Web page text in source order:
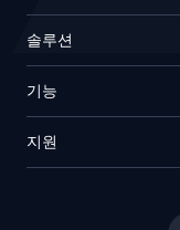
솔루션
기능
지원